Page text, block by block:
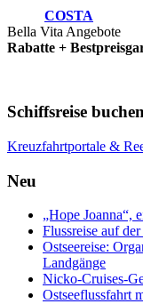
COSTA
Bella Vita Angebote
Rabatte +
Schiffsreise
Kreuzfahrtportale &
Neu
„Hope Joanna“,
Flussreise auf
Ostseereise:
Landgänge
Nicko-Cruises-
Ostseeflussfahrt